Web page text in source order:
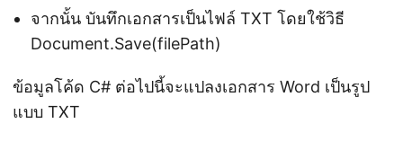
จากนั้น บันทึกเอกสารเป็นไฟล์ TXT โดยใช้วิธี
Document.Save(filePath)
ข้อมูลโค้ด C# ต่อไปนี้จะแปลงเอกสาร Word เป็นรูป
แบบ TXT